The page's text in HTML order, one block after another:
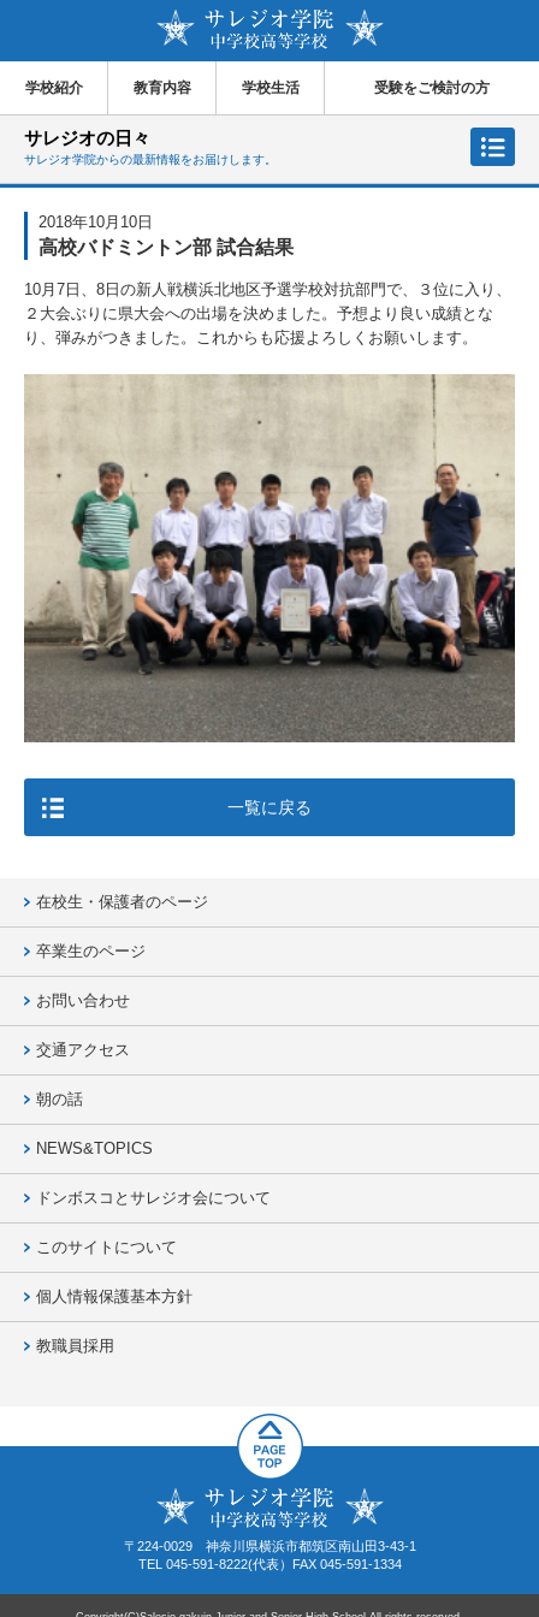
学校紹介 教育内容 学校生活 受験をご検討の方
サレジオの日々
サレジオ学院からの最新情報をお届けします。
2018年10月10日
高校バドミントン部 試合結果
10月7日、8日の新人戦横浜北地区予選学校対抗部門で、３位に入り、
２大会ぶりに県大会への出場を決めました。予想より良い成績とな
り、弾みがつきました。これからも応援よろしくお願いします。
一覧に戻る
在校生・保護者のページ
卒業生のページ
お問い合わせ
交通アクセス
朝の話
NEWS&TOPICS
ドンボスコとサレジオ会について
このサイトについて
個人情報保護基本方針
教職員採用
〒224-0029 神奈川県横浜市都筑区南山田3-43-1
TEL 045-591-8222(代表）FAX 045-591-1334